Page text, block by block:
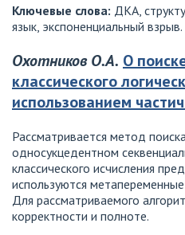
Ключевые слова: ДКА,
язык, экспоненциальный взрыв.
Охотников О.А. О
классического
использованием
Рассматривается метод
односукцедентном
классического исчисления
используются
Для рассматриваемого
корректности и полноте.